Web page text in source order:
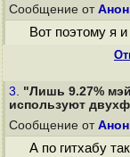
Сообщение от
Вот поэтому я
3. "Лишь 9.27%
используют
Сообщение от
А по гитхабу